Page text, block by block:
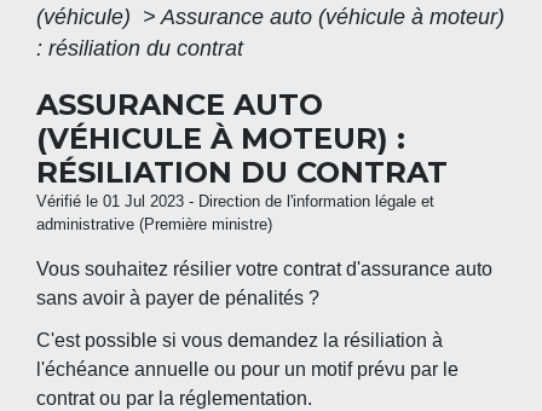
(véhicule) > Assurance auto (véhicule à moteur)
: résiliation du contrat
ASSURANCE AUTO
(VÉHICULE À MOTEUR) :
RÉSILIATION DU CONTRAT
Vérifié le 01 Jul 2023 - Direction de l'information légale et
administrative (Première ministre)
Vous souhaitez résilier votre contrat d'assurance auto
sans avoir à payer de pénalités ?
C'est possible si vous demandez la résiliation à
l'échéance annuelle ou pour un motif prévu par le
contrat ou par la réglementation.